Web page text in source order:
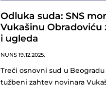
Odluka suda: SNS
Vukašinu
i ugleda
NUNS 19.12.2025.
Treći osnovni sud u
tužbeni zahtev novinara